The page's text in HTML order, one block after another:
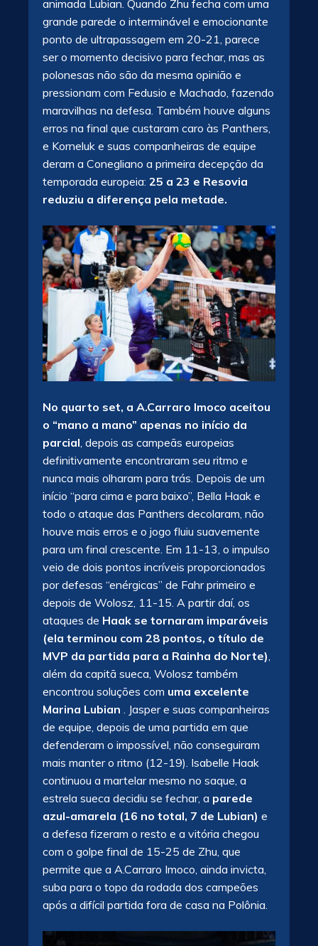
animada Lubian. Quando Zhu fecha com uma
grande parede o interminável e emocionante
ponto de ultrapassagem em 20-21, parece
ser o momento decisivo para fechar, mas as
polonesas não são da mesma opinião e
pressionam com Fedusio e Machado, fazendo
maravilhas na defesa. Também houve alguns
erros na final que custaram caro às Panthers,
e Korneluk e suas companheiras de equipe
deram a Conegliano a primeira decepção da
temporada europeia: 25 a 23 e Resovia
reduziu a diferença pela metade.
No quarto set, a A.Carraro Imoco aceitou
o “mano a mano” apenas no início da
parcial , depois as campeãs europeias
definitivamente encontraram seu ritmo e
nunca mais olharam para trás. Depois de um
início “para cima e para baixo”, Bella Haak e
todo o ataque das Panthers decolaram, não
houve mais erros e o jogo fluiu suavemente
para um final crescente. Em 11-13, o impulso
veio de dois pontos incríveis proporcionados
por defesas “enérgicas” de Fahr primeiro e
depois de Wolosz, 11-15. A partir daí, os
ataques de Haak se tornaram imparáveis
(ela terminou com 28 pontos, o título de
MVP da partida para a Rainha do Norte)
além da capitã sueca, Wolosz também
encontrou soluções com uma excelente
Marina Lubian
. Jasper e suas companheiras
de equipe, depois de uma partida em que
defenderam o impossível, não conseguiram
mais manter o ritmo (12-19). Isabelle Haak
continuou a martelar mesmo no saque, a
estrela sueca decidiu se fechar, a parede
azul-amarela (16 no total, 7 de Lubian) e
a defesa fizeram o resto e a vitória chegou
com o golpe final de 15-25 de Zhu, que
permite que a A.Carraro Imoco, ainda invicta,
suba para o topo da rodada dos campeões
após a difícil partida fora de casa na Polônia.